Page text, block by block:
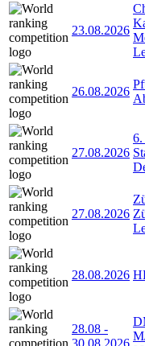
23.08.2026
26.08.2026
27.08.2026
6.
27.08.2026
28.08.2026
28.08 -
30.08.2026